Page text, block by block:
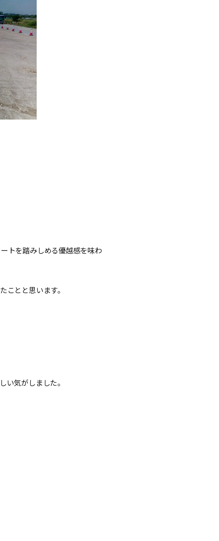
トを踏みしめる優越感を味わ
ことと思います。
い気がしました。